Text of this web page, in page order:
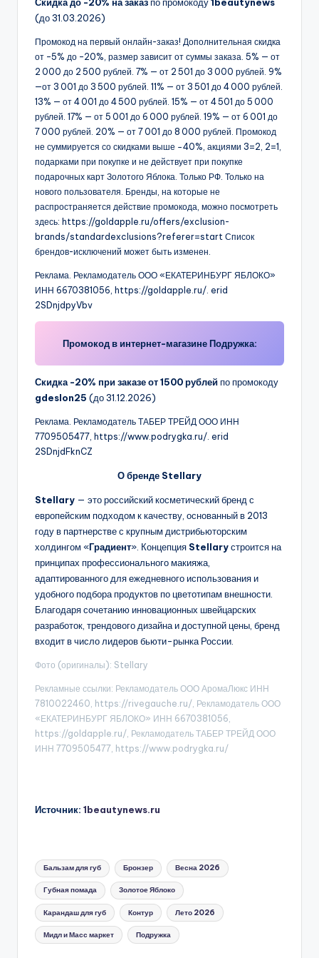
Скидка до -20% на заказпо промокоду1beautynews
(до 31.03.2026)
Промокод на первый онлайн-заказ! Дополнительная скидка
от –5% до –20%, размер зависит от суммы заказа. 5% — от
2 000 до 2 500 рублей. 7% — от 2 501 до 3 000 рублей. 9%
—от 3 001 до 3 500 рублей. 11% — от 3 501 до 4 000 рублей.
13% — от 4 001 до 4 500 рублей. 15% — от 4 501 до 5 000
рублей. 17% — от 5 001 до 6 000 рублей. 19% — от 6 001 до
7 000 рублей. 20% — от 7 001 до 8 000 рублей. Промокод
не суммируется со скидками выше −40%, акциями 3=2, 2=1,
подарками при покупке и не действует при покупке
подарочных карт Золотого Яблока. Только РФ. Только на
нового пользователя. Бренды, на которые не
распространяется действие промокода, можно посмотреть
здесь: https://goldapple.ru/offers/exclusion-
brands/standardexclusions?referer=start Список
брендов-исключений может быть изменен.
Реклама. Рекламодатель ООО «ЕКАТЕРИНБУРГ ЯБЛОКО»
ИНН 6670381056, https://goldapple.ru/. erid
2SDnjdpyVbv
Промокод в интернет-магазине Подружка:
Скидка -20% при заказе от 1500 рублейпо промокоду
gdeslon25 (до 31.12.2026)
Реклама. Рекламодатель ТАБЕР ТРЕЙД ООО ИНН
7709505477, https://www.podrygka.ru/. erid
2SDnjdFknCZ
О бренде Stellary
Stellary — это российский косметический бренд с
европейским подходом к качеству, основанный в 2013
году в партнерстве с крупным дистрибьюторским
холдингом «Градиент». Концепция Stellaryстроится на
принципах профессионального макияжа,
адаптированного для ежедневного использования и
удобного подбора продуктов по цветотипам внешности.
Благодаря сочетанию инновационных швейцарских
разработок, трендового дизайна и доступной цены, бренд
входит в число лидеров бьюти-рынка России.
Фото (оригиналы): Stellary
Рекламные ссылки: Рекламодатель ООО АромаЛюкс ИНН
7810022460, https://rivegauche.ru/, Рекламодатель ООО
«ЕКАТЕРИНБУРГ ЯБЛОКО» ИНН 6670381056,
https://goldapple.ru/, Рекламодатель ТАБЕР ТРЕЙД ООО
ИНН 7709505477, https://www.podrygka.ru/
Источник: 1beautynews.ru
Метки:
Бальзам для губ Бронзер Весна 2026
Губная помада Золотое Яблоко
Карандаш для губ Контур Лето 2026
Мидл и Масс маркет Подружка